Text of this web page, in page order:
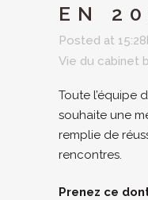
EN
Posted at
Vie du cabinet
Toute l’équipe
souhaite une
remplie de
rencontres.
Prenez ce